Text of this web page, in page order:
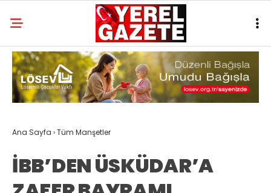
Ana Sayfa ›Tüm Manşetler
İBB’DEN ÜSKÜDAR’A